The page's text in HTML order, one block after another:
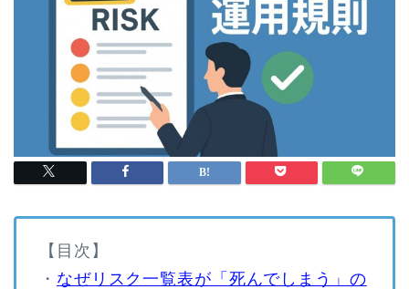
【目次】
・ なぜリスク一覧表が「死んでしまう」の